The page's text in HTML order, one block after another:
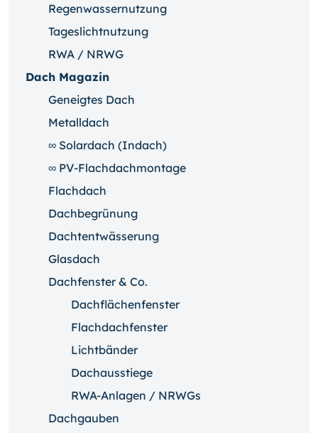
Regenwassernutzung
Tageslichtnutzung
RWA / NRWG
Dach Magazin
Geneigtes Dach
Metalldach
∞ Solardach (Indach)
∞ PV-Flachdachmontage
Flachdach
Dachbegrünung
Dachtentwässerung
Glasdach
Dachfenster & Co.
Dachflächenfenster
Flachdachfenster
Lichtbänder
Dachausstiege
RWA-Anlagen / NRWGs
Dachgauben